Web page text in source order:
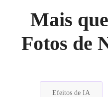
Mais
Fotos de
Efeitos de IA